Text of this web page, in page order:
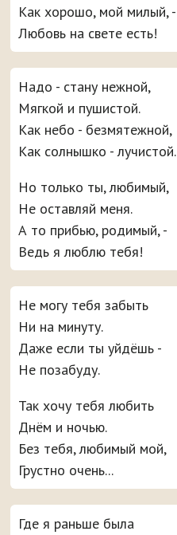
Как хорошо, мой милый, -
Любовь на свете есть!
Надо - стану нежной,
Мягкой и пушистой.
Как небо - безмятежной,
Как солнышко - лучистой.
Но только ты, любимый,
Не оставляй меня.
А то прибью, родимый, -
Ведь я люблю тебя!
Не могу тебя забыть
Ни на минуту.
Даже если ты уйдёшь -
Не позабуду.
Так хочу тебя любить
Днём и ночью.
Без тебя, любимый мой,
Грустно очень...
Где я раньше была